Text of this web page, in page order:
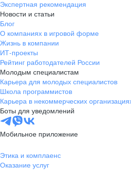
Экспертная рекомендация
Новости и статьи
Блог
О компаниях в игровой форме
Жизнь в компании
ИТ-проекты
Рейтинг работодателей России
Молодым специалистам
Карьера для молодых специалистов
Школа программистов
Карьера в некоммерческих
Боты для уведомлений
Мобильное приложение
Этика и комплаенс
Оказание услуг